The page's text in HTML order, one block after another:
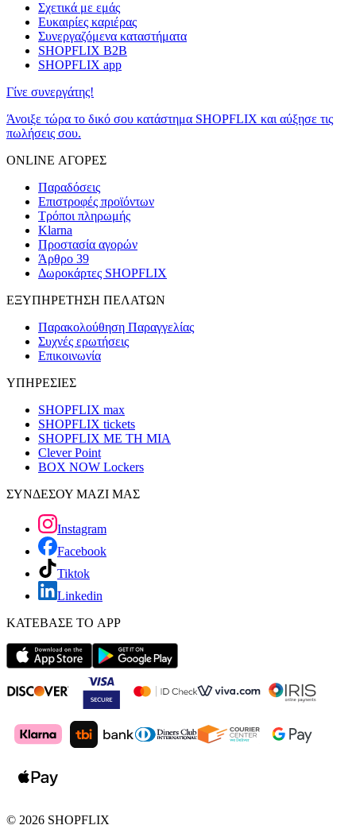
Σχετικά με εμάς
Ευκαιρίες καριέρας
Συνεργαζόμενα καταστήματα
SHOPFLIX B2B
SHOPFLIX app
Γίνε συνεργάτης!
Άνοιξε τώρα το δικό σου κατάστημα SHOPFLIX και αύξησε τις
πωλήσεις σου.
ONLINE ΑΓΟΡΕΣ
Παραδόσεις
Επιστροφές προϊόντων
Τρόποι πληρωμής
Klarna
Προστασία αγορών
Άρθρο 39
Δωροκάρτες SHOPFLIX
ΕΞΥΠΗΡΕΤΗΣΗ ΠΕΛΑΤΩΝ
Παρακολούθηση Παραγγελίας
Συχνές ερωτήσεις
Επικοινωνία
ΥΠΗΡΕΣΙΕΣ
SHOPFLIX max
SHOPFLIX tickets
SHOPFLIX ΜΕ ΤΗ ΜΙΑ
Clever Point
BOX NOW Lockers
ΣΥΝΔΕΣΟΥ ΜΑΖΙ ΜΑΣ
Instagram
Facebook
Tiktok
Linkedin
ΚΑΤΕΒΑΣΕ ΤΟ APP
© 2026 SHOPFLIX